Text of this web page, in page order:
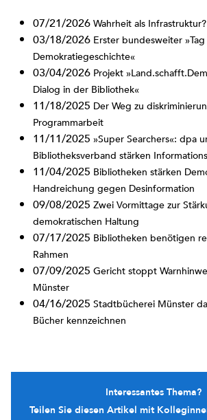
07/21/2026Wahrheit als Infrastruktur?
03/18/2026 Erster bundesweiter
Demokratiegeschichte«
03/04/2026 Projekt
Dialog in der Bibliothek«
11/18/2025 Der Weg zu
Programmarbeit
11/11/2025 »Super Searchers«: dpa
Bibliotheksverband stärken
11/04/2025 Bibliotheken stärken
Handreichung gegen Desinformation
09/08/2025 Zwei Vormittage zur
demokratischen Haltung
07/17/2025 Bibliotheken benötigen
Rahmen
07/09/2025 Gericht stoppt
Münster
04/16/2025 Stadtbücherei Münster
Bücher kennzeichnen
Interessantes Thema?
Teilen Sie diesen Artikel mit